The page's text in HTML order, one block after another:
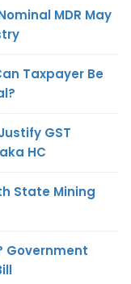
MDR May
Taxpayer Be
GST
HC
State Mining
Government